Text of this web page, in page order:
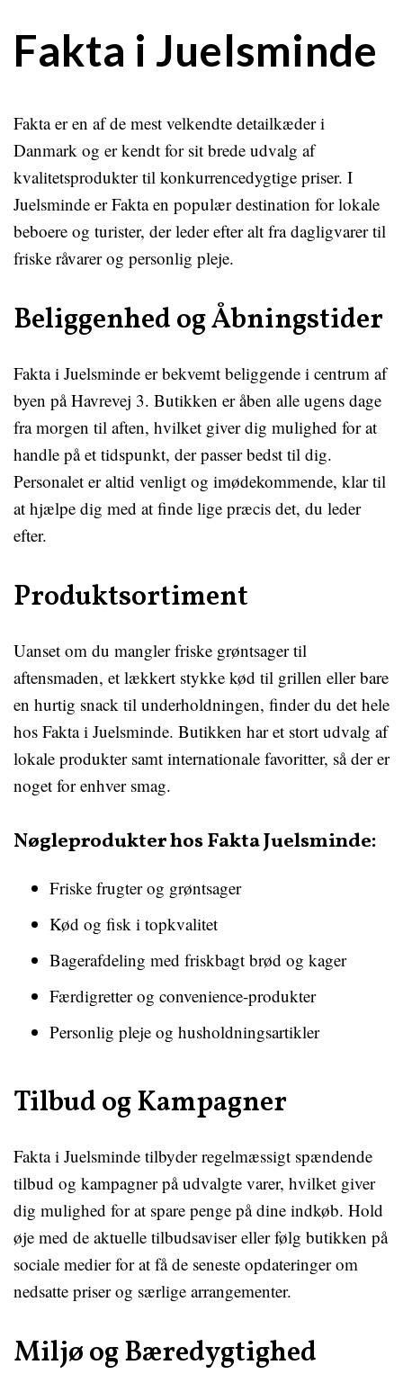
Fakta i Juelsminde
Fakta er en af de mest velkendte detailkæder i
Danmark og er kendt for sit brede udvalg af
kvalitetsprodukter til konkurrencedygtige priser. I
Juelsminde er Fakta en populær destination for lokale
beboere og turister, der leder efter alt fra dagligvarer til
friske råvarer og personlig pleje.
Beliggenhed og Åbningstider
Fakta i Juelsminde er bekvemt beliggende i centrum af
byen på Havrevej 3. Butikken er åben alle ugens dage
fra morgen til aften, hvilket giver dig mulighed for at
handle på et tidspunkt, der passer bedst til dig.
Personalet er altid venligt og imødekommende, klar til
at hjælpe dig med at finde lige præcis det, du leder
efter.
Produktsortiment
Uanset om du mangler friske grøntsager til
aftensmaden, et lækkert stykke kød til grillen eller bare
en hurtig snack til underholdningen, finder du det hele
hos Fakta i Juelsminde. Butikken har et stort udvalg af
lokale produkter samt internationale favoritter, så der er
noget for enhver smag.
Nøgleprodukter hos Fakta Juelsminde:
Friske frugter og grøntsager
Kød og fisk i topkvalitet
Bagerafdeling med friskbagt brød og kager
Færdigretter og convenience-produkter
Personlig pleje og husholdningsartikler
Tilbud og Kampagner
Fakta i Juelsminde tilbyder regelmæssigt spændende
tilbud og kampagner på udvalgte varer, hvilket giver
dig mulighed for at spare penge på dine indkøb. Hold
øje med de aktuelle tilbudsaviser eller følg butikken på
sociale medier for at få de seneste opdateringer om
nedsatte priser og særlige arrangementer.
Miljø og Bæredygtighed